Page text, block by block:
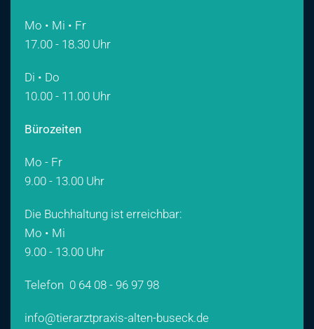
Mo • Mi • Fr
17.00 - 18.30 Uhr
Di • Do
10.00 - 11.00 Uhr
Bürozeiten
Mo - Fr
9.00 - 13.00 Uhr
Die Buchhaltung ist erreichbar:
Mo • Mi
9.00 - 13.00 Uhr
Telefon 0 64 08 - 96 97 98
info@tierarztpraxis-alten-buseck.de